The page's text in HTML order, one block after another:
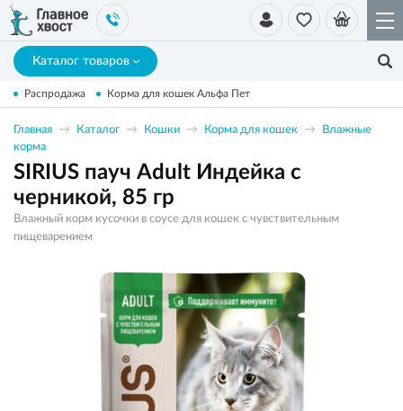
Каталог товаров
Распродажа Корма для кошек Альфа Пет
Главная Каталог Кошки Корма для кошек
Влажные
корма
SIRIUS пауч Adult Индейка с
черникой, 85 гр
Влажный корм кусочки в соусе для кошек с чувствительным
пищеварением